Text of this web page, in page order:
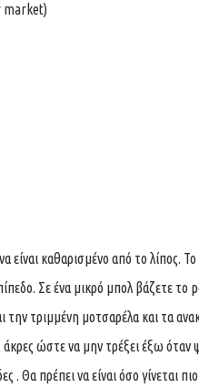
market)
είναι καθαρισμένο από το λίπος. Το
Σε ένα μικρό μπολ βάζετε το
την τριμμένη μοτσαρέλα και τα
ώστε να μην τρέξει έξω όταν
. Θα πρέπει να είναι όσο γίνεται